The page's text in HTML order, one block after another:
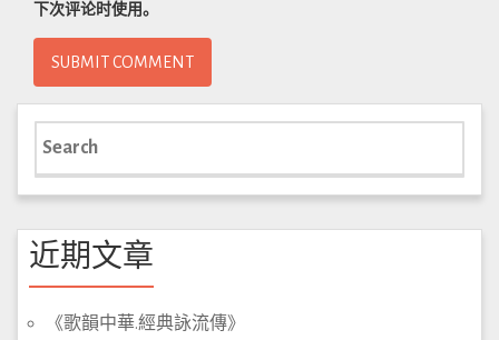
下次评论时使用。
for:
近期文章
《歌韻中華.經典詠流傳》